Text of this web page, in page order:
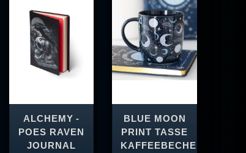
ALCHEMY -
POES RAVEN
JOURNAL
BLUE MOON
PRINT TASSE
KAFFEEBECHER